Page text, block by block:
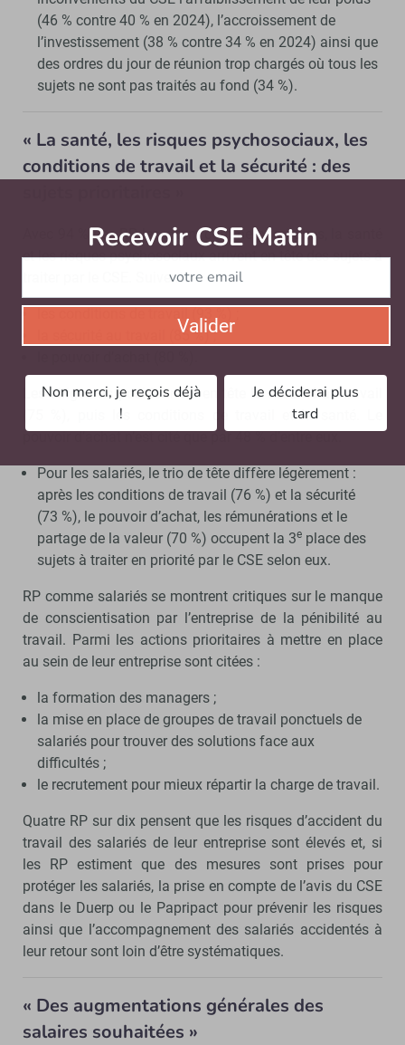
(46 % contre 40 % en 2024), l’accroissement de
l’investissement (38 % contre 34 % en 2024) ainsi que
des ordres du jour de réunion trop chargés où tous les
sujets ne sont pas traités au fond (34 %).
« La santé, les risques psychosociaux, les
conditions de travail et la sécurité : des
Avec 94 % des RP les citant comme prioritaires, la santé
et les risques psychosociaux arrivent en tête des sujets à
traiter par le CSE. Suivent :
les conditions de travail (93 %) ;
la sécurité au travail (85 %) ;
Les dirigeants positionnent en tête la sécurité au travail
(75 %), puis les conditions de travail et la santé. Le
pouvoir d’achat n’est cité que par 48 % d’entre eux.
Pour les salariés, le trio de tête diffère légèrement :
après les conditions de travail (76 %) et la sécurité
(73 %), le pouvoir d’achat, les rémunérations et le
partage de la valeur (70 %) occupent la 3eplace des
sujets à traiter en priorité par le CSE selon eux.
RP comme salariés se montrent critiques sur le manque
de conscientisation par l’entreprise de la pénibilité au
travail. Parmi les actions prioritaires à mettre en place
au sein de leur entreprise sont citées :
la formation des managers ;
la mise en place de groupes de travail ponctuels de
salariés pour trouver des solutions face aux
difficultés ;
le recrutement pour mieux répartir la charge de travail.
Quatre RP sur dix pensent que les risques d’accident du
travail des salariés de leur entreprise sont élevés et, si
les RP estiment que des mesures sont prises pour
protéger les salariés, la prise en compte de l’avis du CSE
dans le Duerp ou le Papripact pour prévenir les risques
ainsi que l’accompagnement des salariés accidentés à
leur retour sont loin d’être systématiques.
« Des augmentations générales des
salaires souhaitées »
Recevoir CSE Matin
Valider
Non merci, je reçois déjà
!
Je déciderai plus
tard